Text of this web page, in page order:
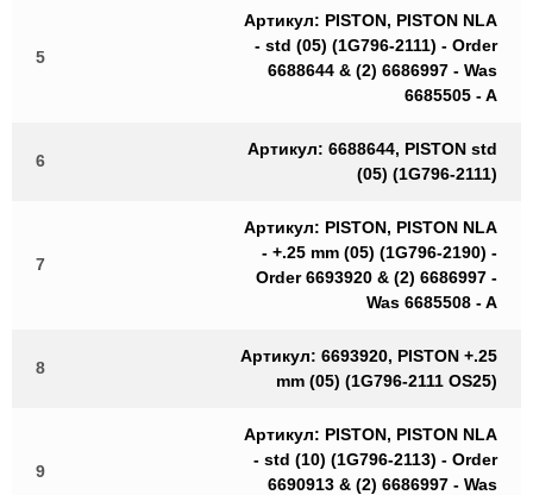
5
Артикул: PISTON, PISTON NLA
- std (05) (1G796-2111) - Order
6688644 & (2) 6686997 - Was
6685505 - A
6
Артикул: 6688644, PISTON std
(05) (1G796-2111)
7
Артикул: PISTON, PISTON NLA
- +.25 mm (05) (1G796-2190) -
Order 6693920 & (2) 6686997 -
Was 6685508 - A
8
Артикул: 6693920, PISTON +.25
mm (05) (1G796-2111 OS25)
9
Артикул: PISTON, PISTON NLA
- std (10) (1G796-2113) - Order
6690913 & (2) 6686997 - Was